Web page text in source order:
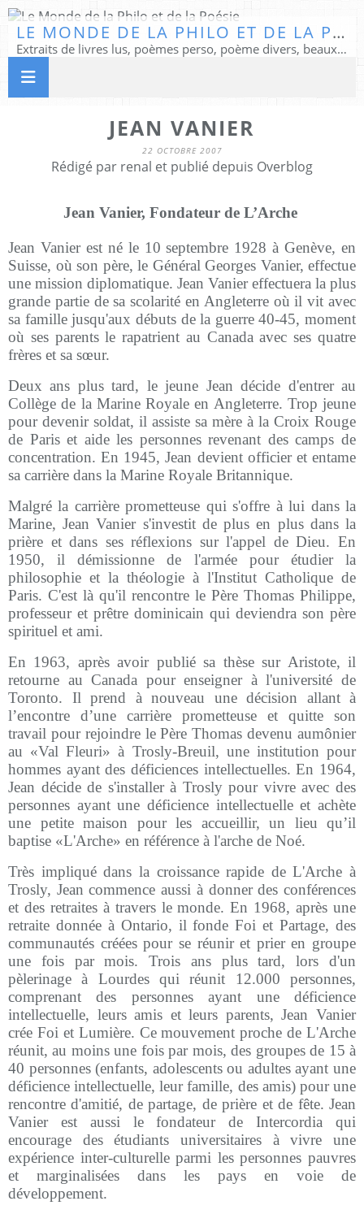
LE MONDE DE LA PHILO ET DE LA POÉSIE
Extraits de livres lus, poèmes perso, poème divers, beaux textes...
JEAN VANIER
22 OCTOBRE 2007
Rédigé par renal et publié depuis Overblog
Jean Vanier, Fondateur de L’Arche
Jean Vanier est né le 10 septembre 1928 à Genève, en
Suisse, où son père, le Général Georges Vanier, effectue
une mission diplomatique. Jean Vanier effectuera la plus
grande partie de sa scolarité en Angleterre où il vit avec
sa famille jusqu'aux débuts de la guerre 40-45, moment
où ses parents le rapatrient au Canada avec ses quatre
frères et sa sœur.
Deux ans plus tard, le jeune Jean décide d'entrer au
Collège de la Marine Royale en Angleterre. Trop jeune
pour devenir soldat, il assiste sa mère à la Croix Rouge
de Paris et aide les personnes revenant des camps de
concentration. En 1945, Jean devient officier et entame
sa carrière dans la Marine Royale Britannique.
Malgré la carrière prometteuse qui s'offre à lui dans la
Marine, Jean Vanier s'investit de plus en plus dans la
prière et dans ses réflexions sur l'appel de Dieu. En
1950, il démissionne de l'armée pour étudier la
philosophie et la théologie à l'Institut Catholique de
Paris. C'est là qu'il rencontre le Père Thomas Philippe,
professeur et prêtre dominicain qui deviendra son père
spirituel et ami.
En 1963, après avoir publié sa thèse sur Aristote, il
retourne au Canada pour enseigner à l'université de
Toronto. Il prend à nouveau une décision allant à
l’encontre d’une carrière prometteuse et quitte son
travail pour rejoindre le Père Thomas devenu aumônier
au «Val Fleuri» à Trosly-Breuil, une institution pour
hommes ayant des déficiences intellectuelles. En 1964,
Jean décide de s'installer à Trosly pour vivre avec des
personnes ayant une déficience intellectuelle et achète
une petite maison pour les accueillir, un lieu qu’il
baptise «L'Arche» en référence à l'arche de Noé.
Très impliqué dans la croissance rapide de L'Arche à
Trosly, Jean commence aussi à donner des conférences
et des retraites à travers le monde. En 1968, après une
retraite donnée à Ontario, il fonde Foi et Partage, des
communautés créées pour se réunir et prier en groupe
une fois par mois. Trois ans plus tard, lors d'un
pèlerinage à Lourdes qui réunit 12.000 personnes,
comprenant des personnes ayant une déficience
intellectuelle, leurs amis et leurs parents, Jean Vanier
crée Foi et Lumière. Ce mouvement proche de L'Arche
réunit, au moins une fois par mois, des groupes de 15 à
40 personnes (enfants, adolescents ou adultes ayant une
déficience intellectuelle, leur famille, des amis) pour une
rencontre d'amitié, de partage, de prière et de fête. Jean
Vanier est aussi le fondateur de Intercordia qui
encourage des étudiants universitaires à vivre une
expérience inter-culturelle parmi les personnes pauvres
et marginalisées dans les pays en voie de
développement.